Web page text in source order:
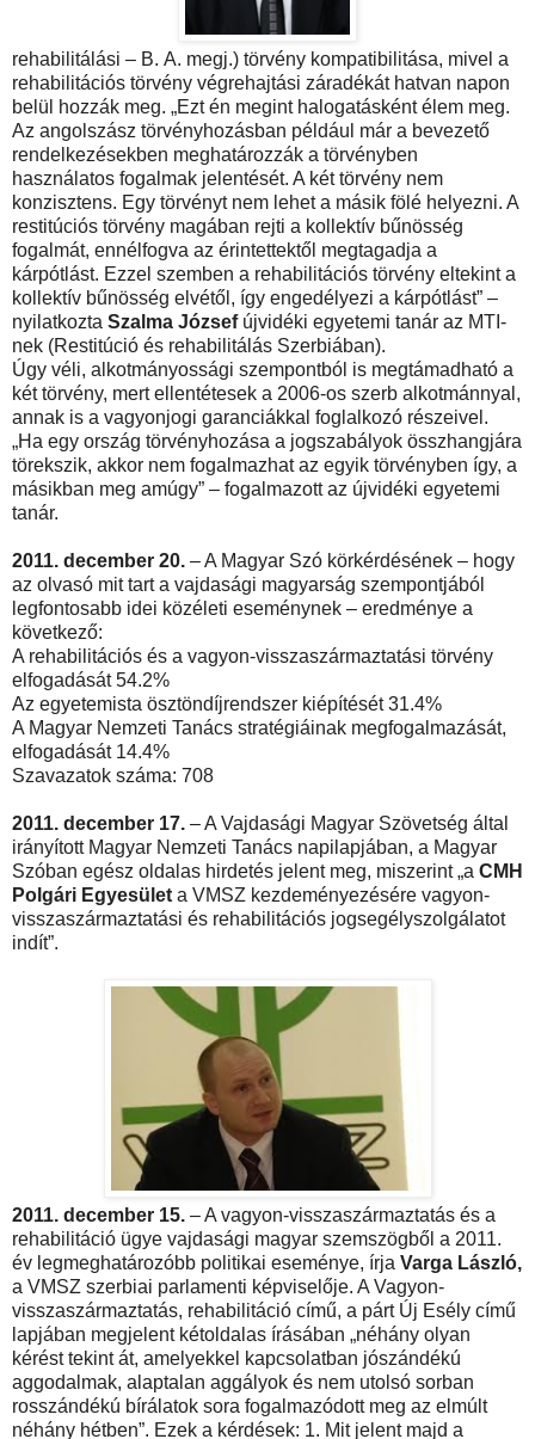
rehabilitálási – B. А. megj.) törvény kompatibilitása, mivel a
rehabilitációs törvény végrehajtási záradékát hatvan napon
belül hozzák meg. „Ezt én megint halogatásként élem meg.
Az angolszász törvényhozásban például már a bevezető
rendelkezésekben meghatározzák a törvényben
használatos fogalmak jelentését. A két törvény nem
konzisztens. Egy törvényt nem lehet a másik fölé helyezni. A
restitúciós törvény magában rejti a kollektív bűnösség
fogalmát, ennélfogva az érintettektől megtagadja a
kárpótlást. Ezzel szemben a rehabilitációs törvény eltekint a
kollektív bűnösség elvétől, így engedélyezi a kárpótlást” –
nyilatkozta Szalma József újvidéki egyetemi tanár az MTI-
nek (Restitúció és rehabilitálás Szerbiában).
Úgy véli, alkotmányossági szempontból is megtámadható a
két törvény, mert ellentétesek a 2006-os szerb alkotmánnyal,
annak is a vagyonjogi garanciákkal foglalkozó részeivel.
„Ha egy ország törvényhozása a jogszabályok összhangjára
törekszik, akkor nem fogalmazhat az egyik törvényben így, a
másikban meg amúgy” – fogalmazott az újvidéki egyetemi
tanár.
2011. december 20. – A Magyar Szó körkérdésének – hogy
az olvasó mit tart a vajdasági magyarság szempontjából
legfontosabb idei közéleti eseménynek – eredménye a
következő:
A rehabilitációs és a vagyon-visszaszármaztatási törvény
elfogadását 54.2%
Az egyetemista ösztöndíjrendszer kiépítését 31.4%
A Magyar Nemzeti Tanács stratégiáinak megfogalmazását,
elfogadását 14.4%
Szavazatok száma: 708
2011. december 17. – A Vajdasági Magyar Szövetség által
irányított Magyar Nemzeti Tanács napilapjában, a Magyar
Szóban egész oldalas hirdetés jelent meg, miszerint „a CMH
Polgári Egyesület a VMSZ kezdeményezésére vagyon-
visszaszármaztatási és rehabilitációs jogsegélyszolgálatot
indít”.
2011. december 15. – A vagyon-visszaszármaztatás és a
rehabilitáció ügye vajdasági magyar szemszögből a 2011.
év legmeghatározóbb politikai eseménye, írja Varga László,
a VMSZ szerbiai parlamenti képviselője. A Vagyon-
visszaszármaztatás, rehabilitáció című, a párt Új Esély című
lapjában megjelent kétoldalas írásában „néhány olyan
kérést tekint át, amelyekkel kapcsolatban jószándékú
aggodalmak, alaptalan aggályok és nem utolsó sorban
rosszándékú bírálatok sora fogalmazódott meg az elmúlt
néhány hétben”. Ezek a kérdések: 1. Mit jelent majd a